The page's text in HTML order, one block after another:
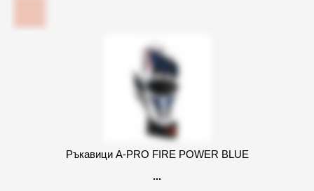
Ръкавици A-PRO FIRE POWER BLUE